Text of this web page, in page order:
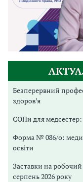
Безперервний
здоров’я
СОПи для медсестер:
Форма № 086/о:
освіти
Заставки на робочий
серпень 2026 року